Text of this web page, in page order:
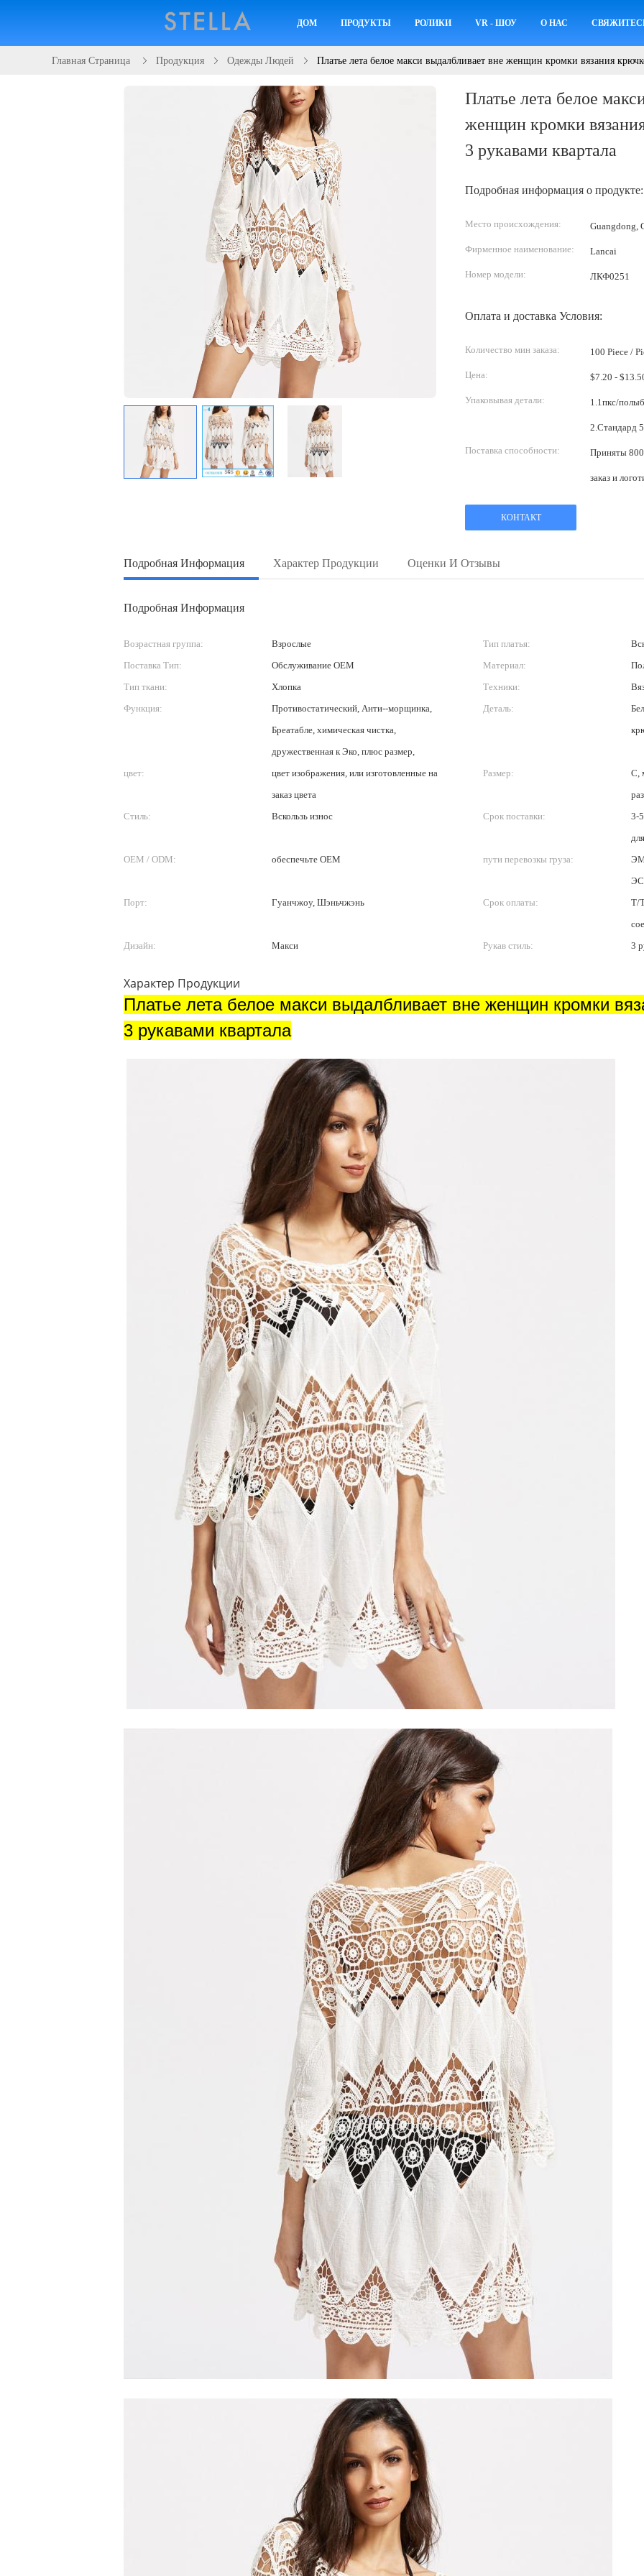
ДОМ ПРОДУКТЫ РОЛИКИ VR - ШОУ О НАС
Главная Страница Продукция Одежды Людей Платье лета белое макси выдалбливает вне женщин кромки вязания
Платье лета белое
женщин кромки
3 рукавами квартала
Подробная информация о продукте:
Место происхождения: Guangdong,
Фирменное наименование: Lancai
Номер модели: ЛКФ0251
Оплата и доставка Условия:
Количество мин заказа: 100 Piece /
Цена:
Упаковывая детали: 1.1пкс/
Поставка способности: Приняты
заказ и
КОНТАКТ
Подробная Информация Характер Продукции Оценки И Отзывы
Подробная Информация
Возрастная группа: Взрослые Тип платья:
Поставка Тип:
Обслуживание OEM Материал:
Тип ткани:
Хлопка Техники:
Функция:
Противостатический, Анти--морщинка,
Бреатабле, химическая чистка,
дружественная к Эко, плюс размер,
Деталь:
цвет:
цвет изображения, или изготовленные на
заказ цвета
Размер:
С,
Стиль:
Вскользь износ Срок поставки:
3-
OEM / ODM:
обеспечьте OEM пути перевозкы груза:
Порт:
Гуанчжоу, Шэньчжэнь Срок оплаты:
Т/
Дизайн:
Макси Рукав стиль: 3
Характер Продукции
Платье лета белое макси выдалбливает вне женщин кромки
3 рукавами квартала